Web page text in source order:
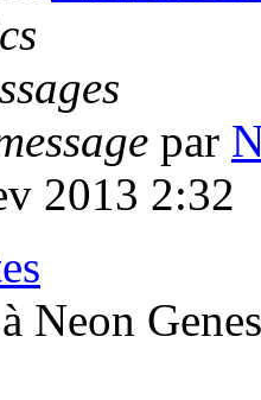
par
2013 2:32
Neon